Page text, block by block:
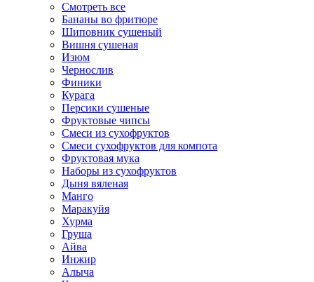
Смотреть все
Бананы во фритюре
Шиповник сушеный
Вишня сушеная
Изюм
Чернослив
Финики
Курага
Персики сушеные
Фруктовые чипсы
Смеси из сухофруктов
Смеси сухофруктов для компота
Фруктовая мука
Наборы из сухофруктов
Дыня вяленая
Манго
Маракуйя
Хурма
Груша
Айва
Инжир
Алыча